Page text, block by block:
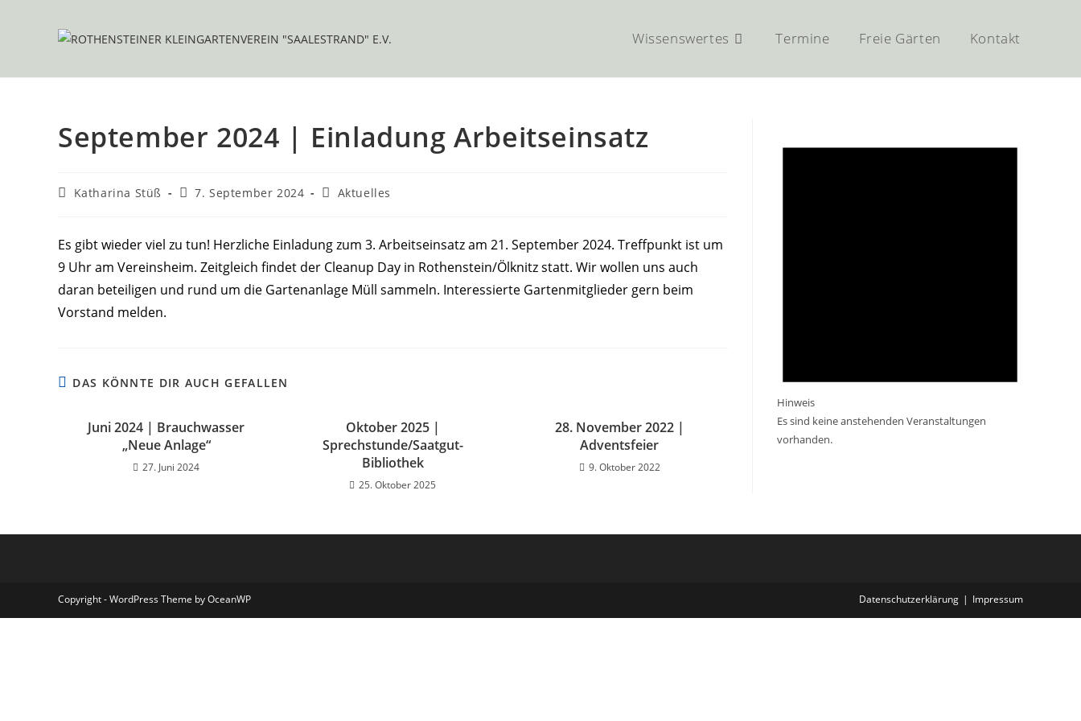
Wissenswertes Termine Freie Gärten Kontakt
September 2024 | Einladung Arbeitseinsatz
Beitrags-
Katharina Stüß
Beitrag
7. September 2024
Beitrags-
Aktuelles
Es gibt wieder viel zu tun! Herzliche Einladung zum 3. Arbeitseinsatz am 21. September 2024. Treffpunkt ist um
9 Uhr am Vereinsheim. Zeitgleich findet der Cleanup Day in Rothenstein/Ölknitz statt. Wir wollen uns auch
daran beteiligen und rund um die Gartenanlage Müll sammeln. Interessierte Gartenmitglieder gern beim
Vorstand melden.
DAS KÖNNTE DIR AUCH GEFALLEN
Juni 2024 | Brauchwasser
„Neue Anlage“
27. Juni 2024
Oktober 2025 |
Sprechstunde/Saatgut-
Bibliothek
25. Oktober 2025
28. November 2022 |
Adventsfeier
9. Oktober 2022
Hinweis
Es sind keine anstehenden Veranstaltungen
vorhanden.
Datenschutzerklärung Impressum
Copyright - WordPress Theme by OceanWP